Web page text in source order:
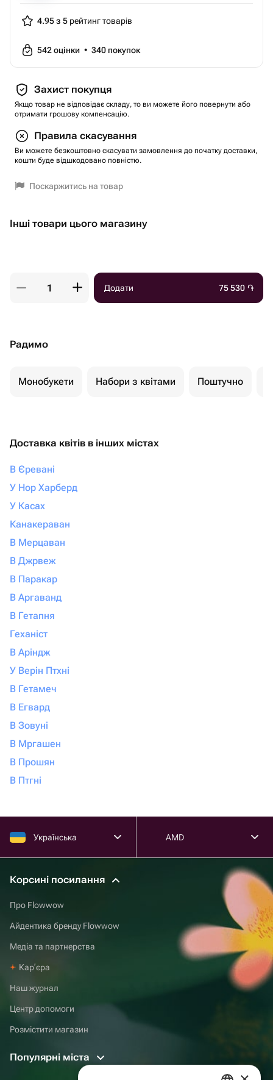
4.95 з 5 рейтинг товарів
542оцінки • 340 покупок
Захист покупця
Якщо товар не відповідає складу, то ви можете його повернути або
отримати грошову компенсацію.
Правила скасування
Ви можете безкоштовно скасувати замовлення до початку доставки,
кошти буде відшкодовано повністю.
Поскаржитись на товар
Інші товари цього магазину
Додати 75 530 ֏
Радимо
Монобукети Набори з квітами Поштучно
Доставка квітів в інших містах
В Єревані
У Нор Харберд
У Касах
Канакераван
В Мерцаван
В Джрвеж
В Паракар
В Аргаванд
В Гетапня
Геханіст
В Аріндж
У Верін Птхні
В Гетамеч
В Егвард
В Зовуні
В Мргашен
В Прошян
В Птгні
Українська AMD
Корсині посилання
Про Flowwow
Айдентика бренду Flowwow
Медіа та партнерства
Карʼєра
Наш журнал
Центр допомоги
Розмістити магазин
Популярні міста